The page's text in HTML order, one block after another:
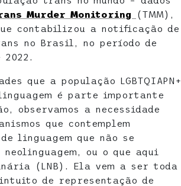
Murder Monitoring
(TMM),
contabilizou a notificação de
no Brasil, no período de
que a população LGBTQIAPN+
é parte importante
observamos a necessidade
que contemplem
linguagem que não se
ou o que aqui
(LNB). Ela vem a ser toda
de representação de